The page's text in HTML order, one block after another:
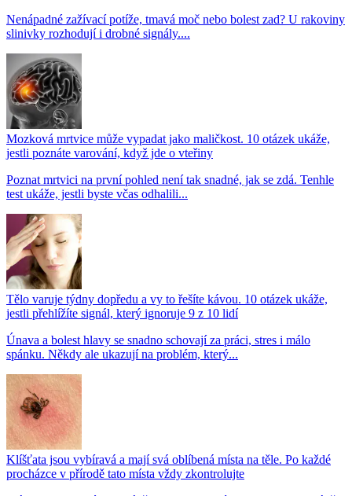
Nenápadné zažívací potíže, tmavá moč nebo bolest zad? U rakoviny
slinivky rozhodují i drobné signály....
Mozková mrtvice může vypadat jako maličkost. 10 otázek ukáže,
jestli poznáte varování, když jde o vteřiny
Poznat mrtvici na první pohled není tak snadné, jak se zdá. Tenhle
test ukáže, jestli byste včas odhalili...
Tělo varuje týdny dopředu a vy to řešíte kávou. 10 otázek ukáže,
jestli přehlížíte signál, který ignoruje 9 z 10 lidí
Únava a bolest hlavy se snadno schovají za práci, stres i málo
spánku. Někdy ale ukazují na problém, který...
Klíšťata jsou vybíravá a mají svá oblíbená místa na těle. Po každé
procházce v přírodě tato místa vždy zkontrolujte